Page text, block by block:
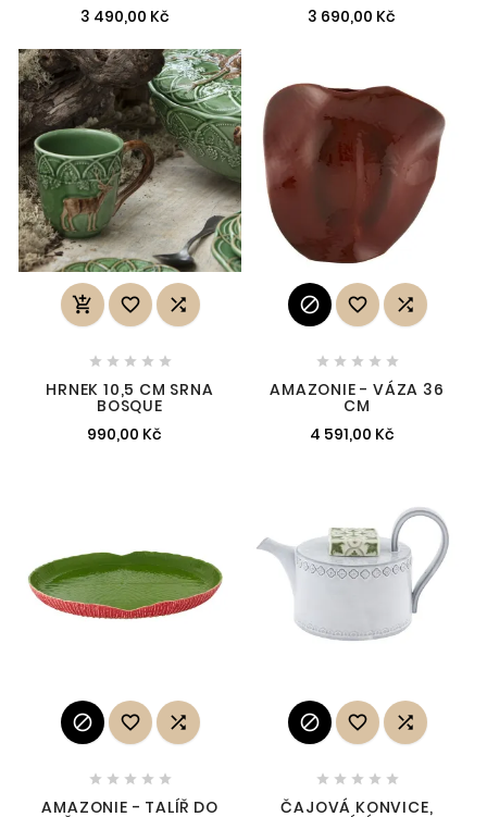
3 490,00 Kč
3 690,00 Kč
  
    
HRNEK 10,5 CM SRNA
BOSQUE
990,00 Kč
  
    
AMAZONIE - VÁZA 36
CM
4 591,00 Kč
  
    
AMAZONIE - TALÍŘ DO
  
    
ČAJOVÁ KONVICE,